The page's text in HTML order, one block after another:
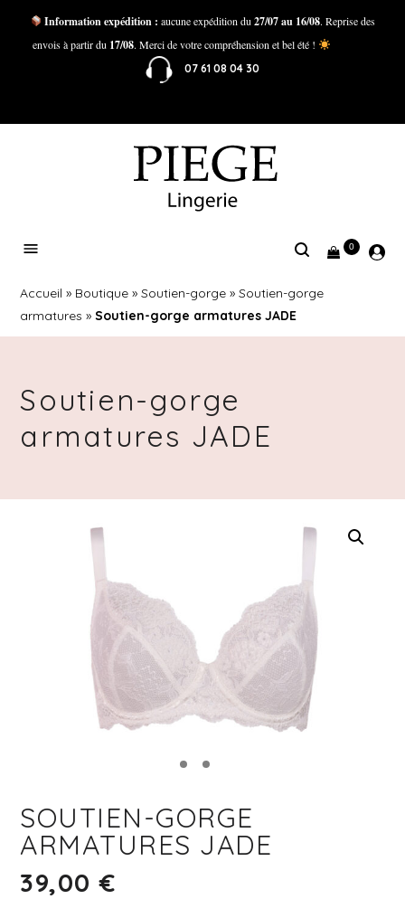
Information expédition : aucune expédition du27/07 au 16/08. Reprise des
envois à partir du 17/08. Merci de votre compréhension et bel été !
07 61 08 04 30
0
Accueil » Boutique »Soutien-gorge »Soutien-gorge
armatures »Soutien-gorge armatures JADE
Soutien-gorge
armatures JADE
SOUTIEN-GORGE
ARMATURES JADE
39,00€